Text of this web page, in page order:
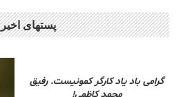
پستهای اخیر
گرامی باد یاد کارگر کمونیست. رفیق
محمد کاظمی!